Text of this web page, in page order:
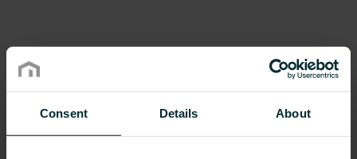
Consent Details About